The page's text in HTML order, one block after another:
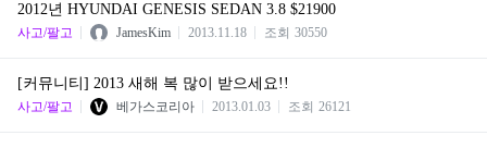
2012년 HYUNDAI GENESIS SEDAN 3.8 $21900
사고/팔고 JamesKim 2013.11.18 조회 30550
[커뮤니티] 2013 새해 복 많이 받으세요!!
사고/팔고 베가스코리아 2013.01.03 조회 26121